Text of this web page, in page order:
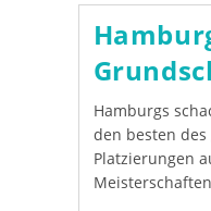
Hamburgs
den besten
Platzierungen